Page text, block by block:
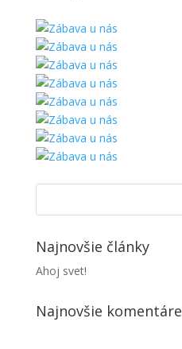
Najnovšie články
Ahoj svet!
Najnovšie komentáre